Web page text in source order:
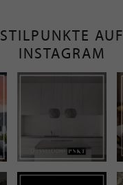
STILPUNKTE AUF
INSTAGRAM